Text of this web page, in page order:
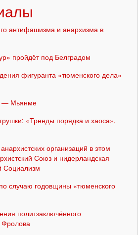
антифашизма и анархизма в
пройдёт под Белградом
фигуранта «тюменского дела»
— Мьянме
«Тренды порядка и хаоса»,
организаций в этом
Союз и нидерландская
Социализм
случаю годовщины «тюменского
политзаключённого